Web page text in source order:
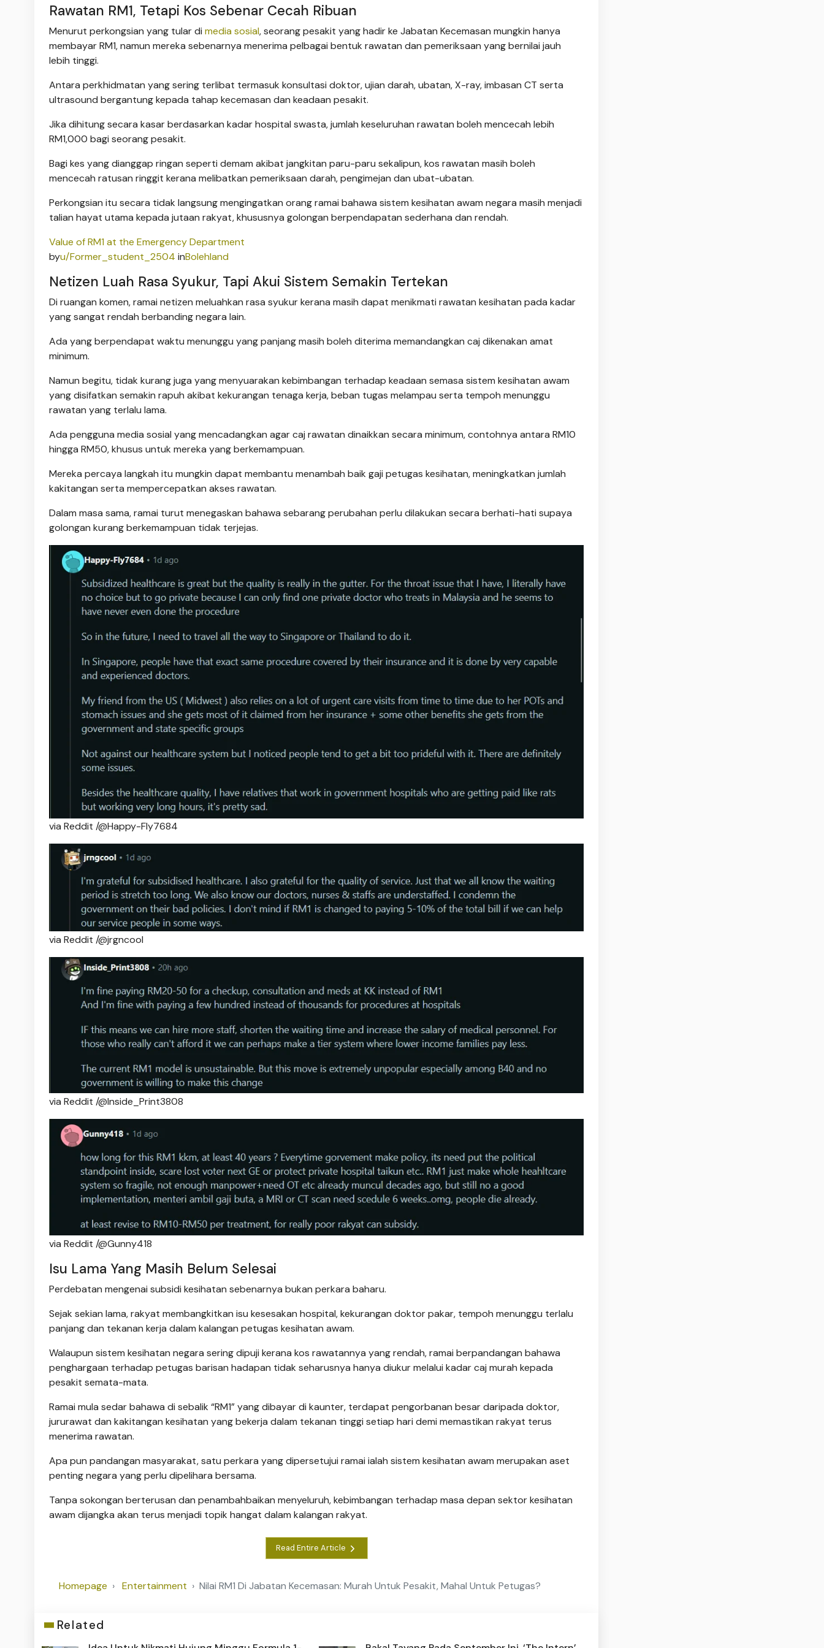
Rawatan RM1, Tetapi Kos Sebenar Cecah Ribuan
Menurut perkongsian yang tular di media sosial, seorang pesakit yang hadir ke Jabatan Kecemasan mungkin hanya
membayar RM1, namun mereka sebenarnya menerima pelbagai bentuk rawatan dan pemeriksaan yang bernilai jauh
lebih tinggi.
Antara perkhidmatan yang sering terlibat termasuk konsultasi doktor, ujian darah, ubatan, X-ray, imbasan CT serta
ultrasound bergantung kepada tahap kecemasan dan keadaan pesakit.
Jika dihitung secara kasar berdasarkan kadar hospital swasta, jumlah keseluruhan rawatan boleh mencecah lebih
RM1,000 bagi seorang pesakit.
Bagi kes yang dianggap ringan seperti demam akibat jangkitan paru-paru sekalipun, kos rawatan masih boleh
mencecah ratusan ringgit kerana melibatkan pemeriksaan darah, pengimejan dan ubat-ubatan.
Perkongsian itu secara tidak langsung mengingatkan orang ramai bahawa sistem kesihatan awam negara masih menjadi
talian hayat utama kepada jutaan rakyat, khususnya golongan berpendapatan sederhana dan rendah.
Value of RM1 at the Emergency Department
byu/Former_student_2504 inBolehland
Netizen Luah Rasa Syukur, Tapi Akui Sistem Semakin Tertekan
Di ruangan komen, ramai netizen meluahkan rasa syukur kerana masih dapat menikmati rawatan kesihatan pada kadar
yang sangat rendah berbanding negara lain.
Ada yang berpendapat waktu menunggu yang panjang masih boleh diterima memandangkan caj dikenakan amat
minimum.
Namun begitu, tidak kurang juga yang menyuarakan kebimbangan terhadap keadaan semasa sistem kesihatan awam
yang disifatkan semakin rapuh akibat kekurangan tenaga kerja, beban tugas melampau serta tempoh menunggu
rawatan yang terlalu lama.
Ada pengguna media sosial yang mencadangkan agar caj rawatan dinaikkan secara minimum, contohnya antara RM10
hingga RM50, khusus untuk mereka yang berkemampuan.
Mereka percaya langkah itu mungkin dapat membantu menambah baik gaji petugas kesihatan, meningkatkan jumlah
kakitangan serta mempercepatkan akses rawatan.
Dalam masa sama, ramai turut menegaskan bahawa sebarang perubahan perlu dilakukan secara berhati-hati supaya
golongan kurang berkemampuan tidak terjejas.
via Reddit /@Happy-Fly7684
via Reddit /@jrgncool
via Reddit /@Inside_Print3808
via Reddit /@Gunny418
Isu Lama Yang Masih Belum Selesai
Perdebatan mengenai subsidi kesihatan sebenarnya bukan perkara baharu.
Sejak sekian lama, rakyat membangkitkan isu kesesakan hospital, kekurangan doktor pakar, tempoh menunggu terlalu
panjang dan tekanan kerja dalam kalangan petugas kesihatan awam.
Walaupun sistem kesihatan negara sering dipuji kerana kos rawatannya yang rendah, ramai berpandangan bahawa
penghargaan terhadap petugas barisan hadapan tidak seharusnya hanya diukur melalui kadar caj murah kepada
pesakit semata-mata.
Ramai mula sedar bahawa di sebalik “RM1” yang dibayar di kaunter, terdapat pengorbanan besar daripada doktor,
jururawat dan kakitangan kesihatan yang bekerja dalam tekanan tinggi setiap hari demi memastikan rakyat terus
menerima rawatan.
Apa pun pandangan masyarakat, satu perkara yang dipersetujui ramai ialah sistem kesihatan awam merupakan aset
penting negara yang perlu dipelihara bersama.
Tanpa sokongan berterusan dan penambahbaikan menyeluruh, kebimbangan terhadap masa depan sektor kesihatan
awam dijangka akan terus menjadi topik hangat dalam kalangan rakyat.
Read Entire Article
Homepage Entertainment Nilai RM1 Di Jabatan Kecemasan: Murah Untuk Pesakit, Mahal Untuk Petugas?
Related